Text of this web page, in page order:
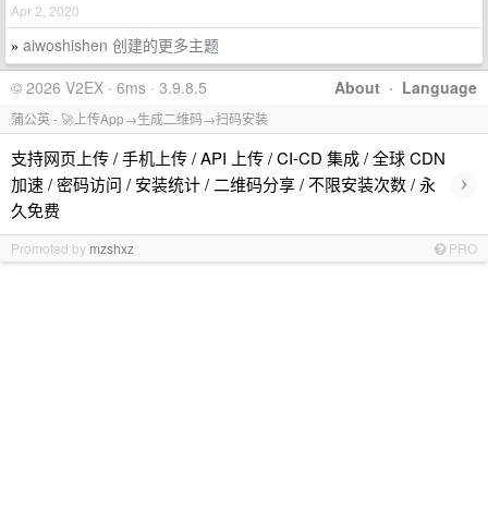
Apr 2, 2020
» aiwoshishen 创建的更多主题
About · Language
© 2026 V2EX · 6ms · 3.9.8.5
蒲公英 - 🚀上传App→生成二维码→扫码安装
支持网页上传 / 手机上传 / API 上传 / CI-CD 集成 / 全球 CDN
加速 / 密码访问 / 安装统计 / 二维码分享 / 不限安装次数 / 永
久免费
›
Promoted by mzshxz PRO